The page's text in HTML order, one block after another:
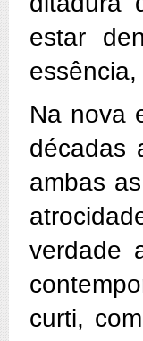
estar
Na nova
décadas
ambas
verdade
curti,